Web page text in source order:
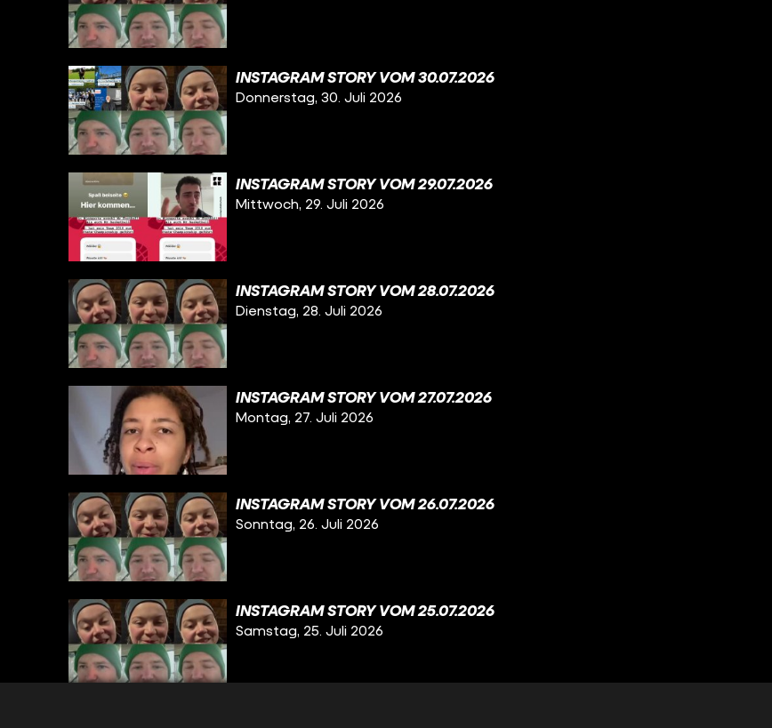
INSTAGRAM STORY VOM 30.07.2026
Donnerstag, 30. Juli 2026
INSTAGRAM STORY VOM 29.07.2026
Mittwoch, 29. Juli 2026
INSTAGRAM STORY VOM 28.07.2026
Dienstag, 28. Juli 2026
INSTAGRAM STORY VOM 27.07.2026
Montag, 27. Juli 2026
INSTAGRAM STORY VOM 26.07.2026
Sonntag, 26. Juli 2026
INSTAGRAM STORY VOM 25.07.2026
Samstag, 25. Juli 2026